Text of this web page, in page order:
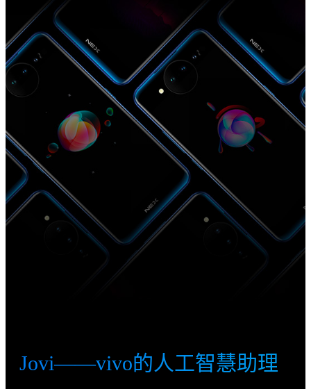
Jovi——vivo的人工智慧助理